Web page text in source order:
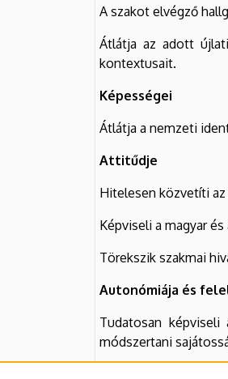
A szakot elvégző
Átlátja az adott
kontextusait.
Képességei
Átlátja a nemzeti
Attitűdje
Hitelesen közvetíti
Képviseli a magyar
Törekszik szakmai
Autonómiája és
Tudatosan
módszertani